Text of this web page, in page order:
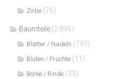
Zirbe (76)
Baumteile (2.896)
Blätter / Nadeln (793)
Blüten / Früchte (11)
Borke / Rinde (33)